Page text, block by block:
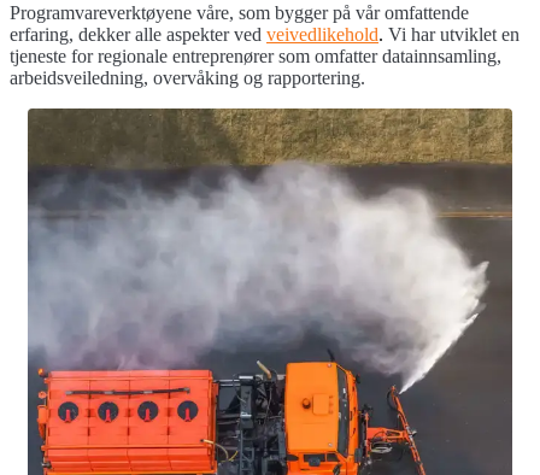
Programvareverktøyene våre, som bygger på vår omfattende
erfaring, dekker alle aspekter ved veivedlikehold. Vi har utviklet en
tjeneste for regionale entreprenører som omfatter datainnsamling,
arbeidsveiledning, overvåking og rapportering.